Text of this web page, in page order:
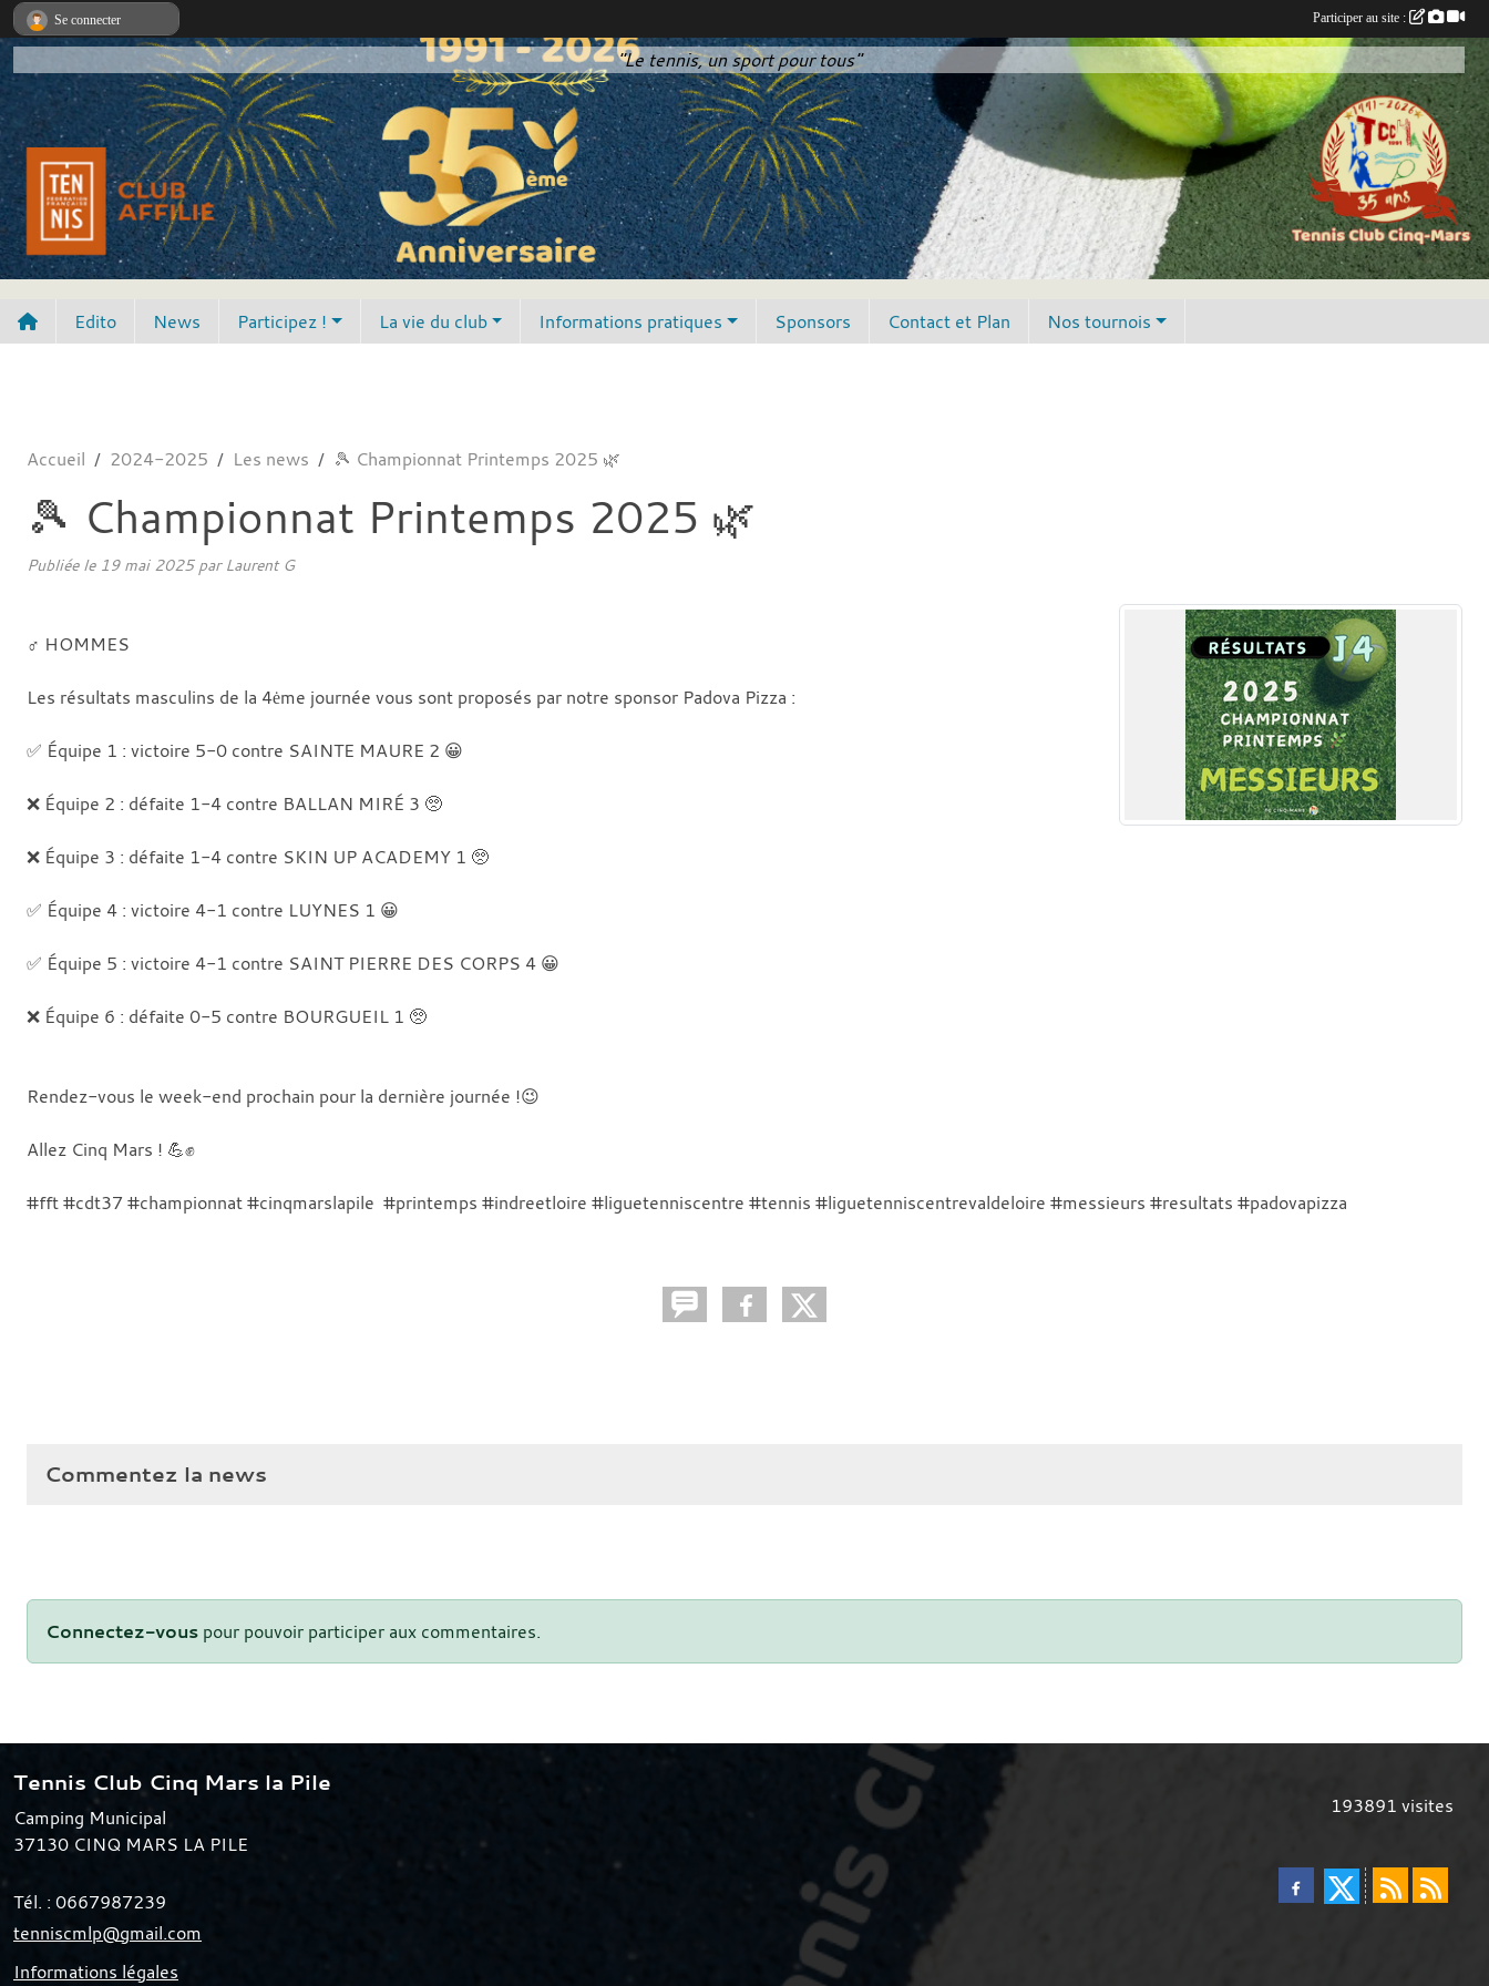
"Le tennis, un sport pour tous"
Edito News Participez ! La vie du club Informations pratiques Sponsors Contact et Plan Nos tournois
Accueil 2024-2025 Les news 🎾 Championnat Printemps 2025 🌿
🎾 Championnat Printemps 2025 🌿
Publiée le 19 mai 2025par Laurent G
♂️ HOMMES
Les résultats masculins de la 4ėme journée vous sont proposés par notre sponsor Padova Pizza :
✅ Équipe 1 : victoire 5-0 contre SAINTE MAURE 2 😀
❌ Équipe 2 : défaite 1-4 contre BALLAN MIRÉ 3 🥺
❌ Équipe 3 : défaite 1-4 contre SKIN UP ACADEMY 1 🥺
✅ Équipe 4 : victoire 4-1 contre LUYNES 1 😀
✅ Équipe 5 : victoire 4-1 contre SAINT PIERRE DES CORPS 4 😀
❌ Équipe 6 : défaite 0-5 contre BOURGUEIL 1 🥺
Rendez-vous le week-end prochain pour la dernière journée !😉
Allez Cinq Mars ! 💪✊
#fft #cdt37 #championnat #cinqmarslapile #printemps #indreetloire #liguetenniscentre #tennis #liguetenniscentrevaldeloire #messieurs #resultats #padovapizza
Commentez la news
Connectez-vous pour pouvoir participer aux commentaires.
Tennis Club Cinq Mars la Pile
Camping Municipal
37130 CINQ MARS LA PILE
Tél. : 0667987239
tenniscmlp@gmail.com
Informations légales
193891 visites
Se connecter Participer au site :
Panneau de gestion des cookies